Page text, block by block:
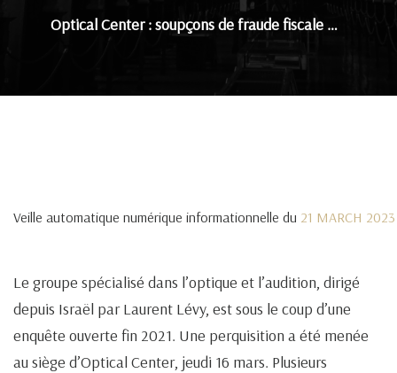
Optical Center : soupçons de fraude fiscale …
Veille automatique numérique informationnelle du 21 MARCH 2023
Le groupe spécialisé dans l’optique et l’audition, dirigé
depuis Israël par Laurent Lévy, est sous le coup d’une
enquête ouverte fin 2021. Une perquisition a été menée
au siège d’Optical Center, jeudi 16 mars. Plusieurs